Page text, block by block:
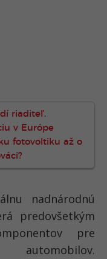
riaditeľ.
v Európe
fotovoltiku až o
nadnárodnú
predovšetkým
pre